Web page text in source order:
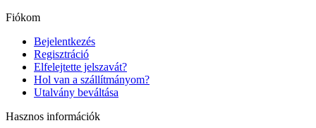
Fiókom
Bejelentkezés
Regisztráció
Elfelejtette jelszavát?
Hol van a szállítmányom?
Utalvány beváltása
Hasznos információk